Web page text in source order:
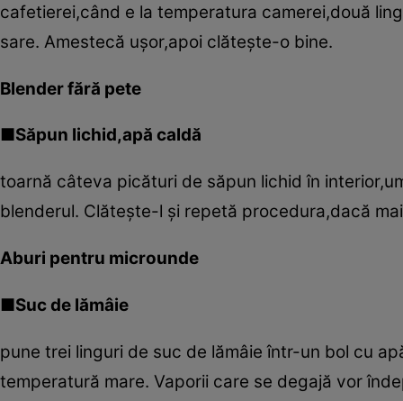
cafetierei,când e la temperatura camerei,două
sare. Amestecă uşor,apoi clăteşte-o bine.
Blender fără pete
■Săpun lichid,apă caldă
toarnă câteva picături de săpun lichid în
blenderul. Clăteşte-l şi repetă procedura,dacă
Aburi pentru microunde
■Suc de lămâie
pune trei linguri de suc de lămâie într-un bol cu
temperatură mare. Vaporii care se degajă vor